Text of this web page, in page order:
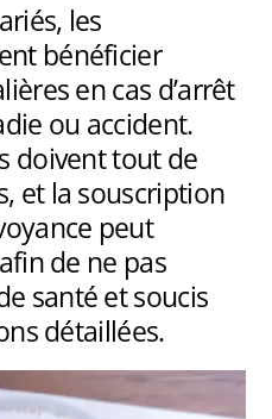
les
bénéficier
en cas d’arrêt
ou accident.
doivent tout de
et la souscription
peut
de ne pas
santé et soucis
détaillées.